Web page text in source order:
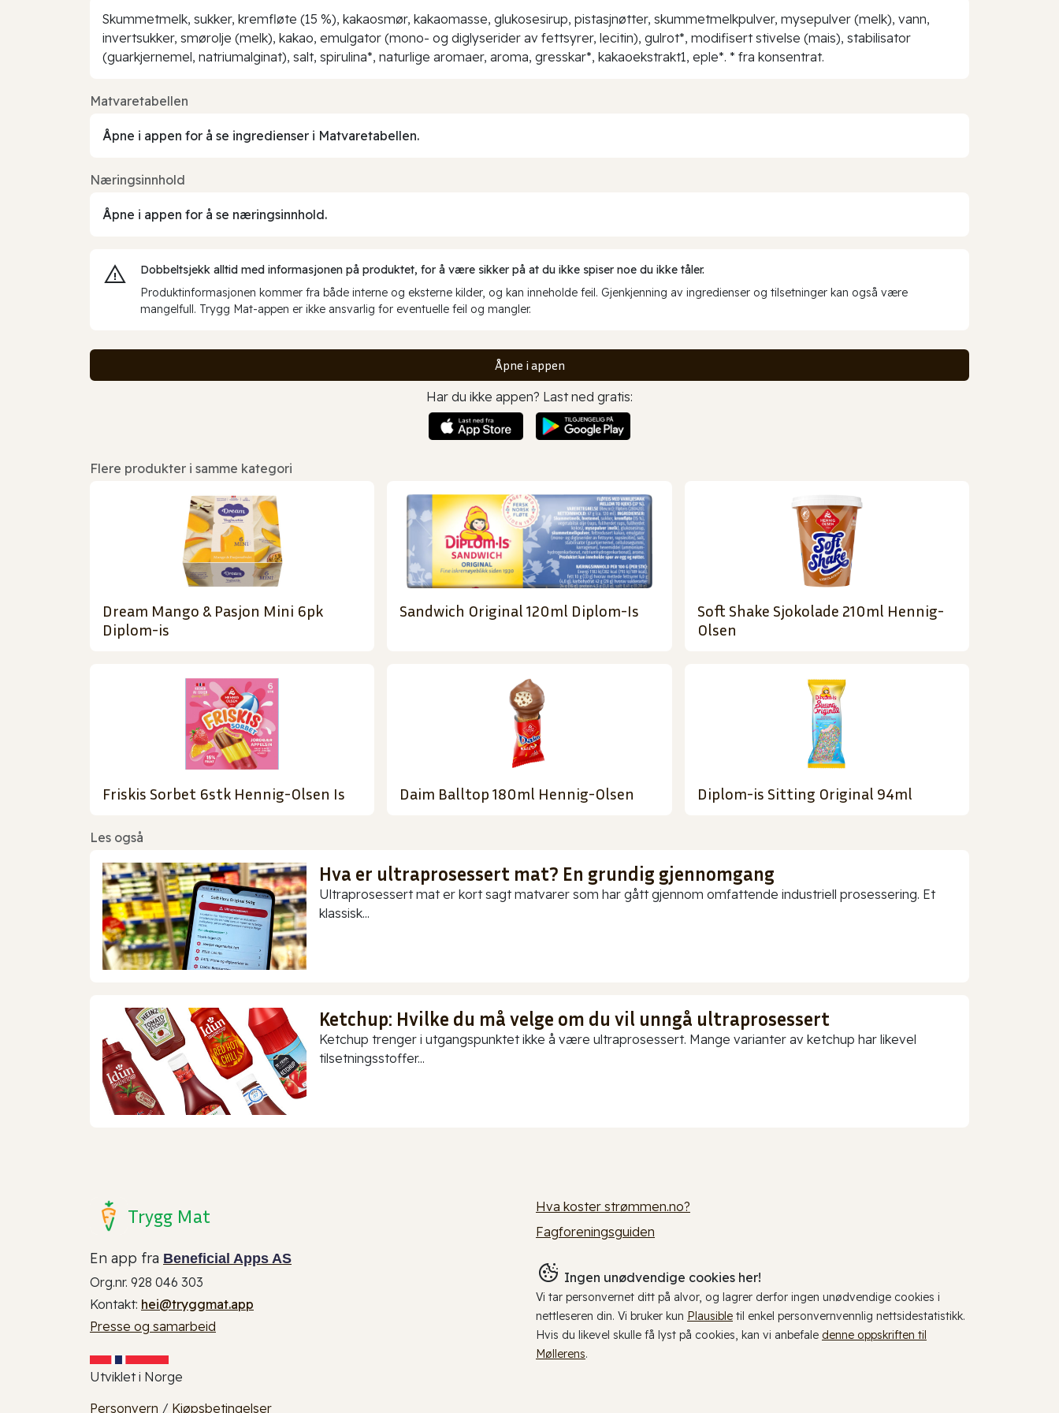
Skummetmelk, sukker, kremfløte (15 %), kakaosmør, kakaomasse, glukosesirup, pistasjnøtter, skummetmelkpulver, mysepulver (melk), vann,
invertsukker, smørolje (melk), kakao, emulgator (mono- og diglyserider av fettsyrer, lecitin), gulrot*, modifisert stivelse (mais), stabilisator
(guarkjernemel, natriumalginat), salt, spirulina*, naturlige aromaer, aroma, gresskar*, kakaoekstrakt1, eple*. * fra konsentrat.
Matvaretabellen
Åpne i appen for å se ingredienser i Matvaretabellen.
Næringsinnhold
Åpne i appen for å se næringsinnhold.
Dobbeltsjekk alltid med informasjonen på produktet, for å være sikker på at du ikke spiser noe du ikke tåler.
Produktinformasjonen kommer fra både interne og eksterne kilder, og kan inneholde feil. Gjenkjenning av ingredienser og tilsetninger kan også være
mangelfull. Trygg Mat-appen er ikke ansvarlig for eventuelle feil og mangler.
Åpne i appen
Har du ikke appen? Last ned gratis:
Flere produkter i samme kategori
Dream Mango & Pasjon Mini 6pk
Diplom-is
Sandwich Original 120ml Diplom-Is
Soft Shake Sjokolade 210ml Hennig-
Olsen
Friskis Sorbet 6stk Hennig-Olsen Is Daim Balltop 180ml Hennig-Olsen Diplom-is Sitting Original 94ml
Les også
Hva er ultraprosessert mat? En grundig gjennomgang
Ultraprosessert mat er kort sagt matvarer som har gått gjennom omfattende industriell prosessering. Et
klassisk...
Ketchup: Hvilke du må velge om du vil unngå ultraprosessert
Ketchup trenger i utgangspunktet ikke å være ultraprosessert. Mange varianter av ketchup har likevel
tilsetningsstoffer...
Trygg Mat
En app fra Beneficial Apps AS
Org.nr. 928 046 303
Kontakt: hei@tryggmat.app
Presse og samarbeid
Utviklet i Norge
Personvern / Kjøpsbetingelser
Hva koster strømmen.no?
Fagforeningsguiden
Ingen unødvendige cookies her!
Vi tar personvernet ditt på alvor, og lagrer derfor ingen unødvendige cookies i
nettleseren din. Vi bruker kun Plausible til enkel personvernvennlig nettsidestatistikk.
Hvis du likevel skulle få lyst på cookies, kan vi anbefale denne oppskriften til
Møllerens.